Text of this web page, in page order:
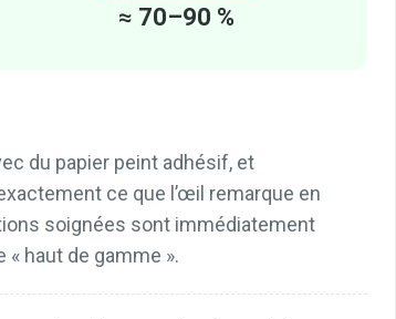
≈ 70–90 %
du papier peint adhésif, et
ce que l’œil remarque en
soignées sont immédiatement
haut de gamme ».